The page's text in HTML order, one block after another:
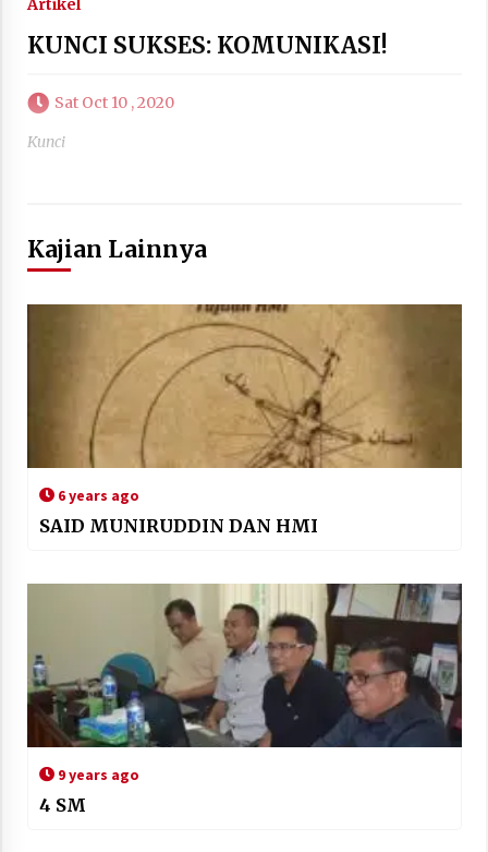
KUNCI SUKSES: KOMUNIKASI!
Sat Oct 10 , 2020
Kunci
Kajian Lainnya
6 years ago
SAID MUNIRUDDIN DAN HMI
9 years ago
4 SM